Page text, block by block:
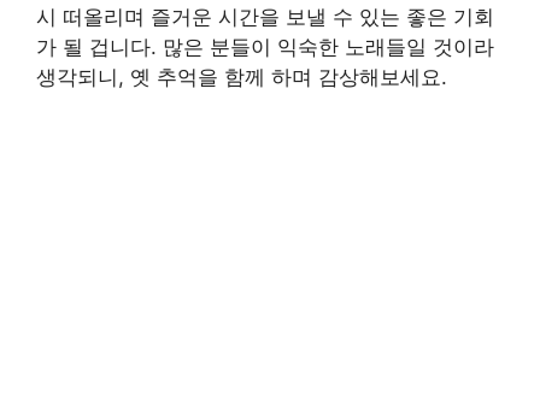
시 떠올리며 즐거운 시간을 보낼 수 있는 좋은 기회
가 될 겁니다. 많은 분들이 익숙한 노래들일 것이라
생각되니, 옛 추억을 함께 하며 감상해보세요.